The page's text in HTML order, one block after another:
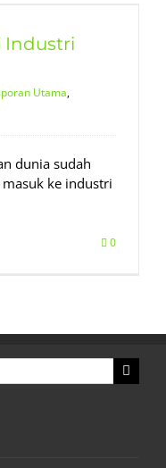
Industri
Utama,
dunia sudah
ke industri
0